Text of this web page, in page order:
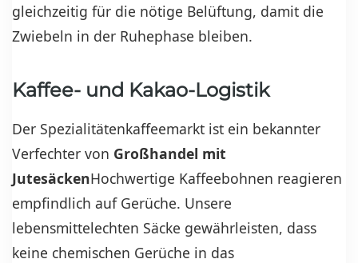
gleichzeitig für die nötige Belüftung, damit die
Zwiebeln in der Ruhephase bleiben.
Kaffee- und Kakao-Logistik
Der Spezialitätenkaffeemarkt ist ein bekannter
Verfechter von Großhandel mit
JutesäckenHochwertige Kaffeebohnen reagieren
empfindlich auf Gerüche. Unsere
lebensmittelechten Säcke gewährleisten, dass
keine chemischen Gerüche in das